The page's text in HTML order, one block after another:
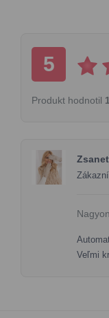
5
Produkt hodnotil
Veľmi